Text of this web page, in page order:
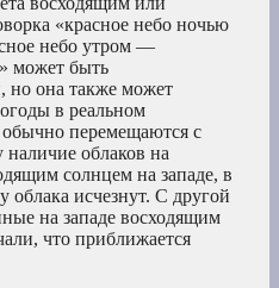
«красное небо ночью
небо утром —
может быть
но она также может
в реальном
перемещаются с
наличие облаков на
солнцем на западе, в
облака исчезнут. С другой
на западе восходящим
что приближается